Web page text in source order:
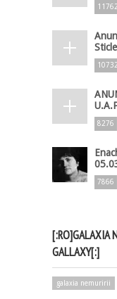
11762
10732
8276
7866
[:RO]GALAXIA
GALLAXY[:]
galaxia nemuririi